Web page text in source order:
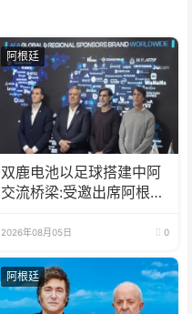
阿根廷
双鹿电池以足球搭建中阿
交流桥梁:受邀出席阿根廷
2026年08月05日 0
阿根廷